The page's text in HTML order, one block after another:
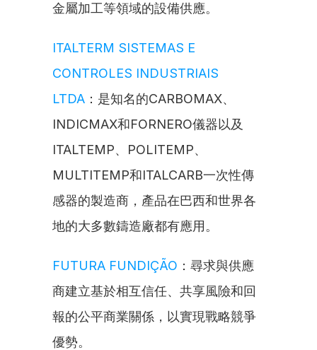
金屬加工等領域的設備供應。
ITALTERM SISTEMAS E
CONTROLES INDUSTRIAIS
LTDA ：是知名的CARBOMAX、
INDICMAX和FORNERO儀器以及
ITALTEMP、POLITEMP、
MULTITEMP和ITALCARB一次性傳
感器的製造商，產品在巴西和世界各
地的大多數鑄造廠都有應用。
FUTURA FUNDIÇÃO ：尋求與供應
商建立基於相互信任、共享風險和回
報的公平商業關係，以實現戰略競爭
優勢。